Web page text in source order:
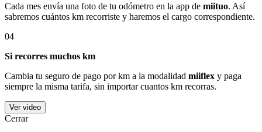
Cada mes envía una foto de tu odómetro en la app de miituo. Así
sabremos cuántos km recorriste y haremos el cargo correspondiente.
04
Si recorres muchos km
Cambia tu seguro de pago por km a la modalidad miiflex y paga
siempre la misma tarifa, sin importar cuantos km recorras.
Ver video
Cerrar